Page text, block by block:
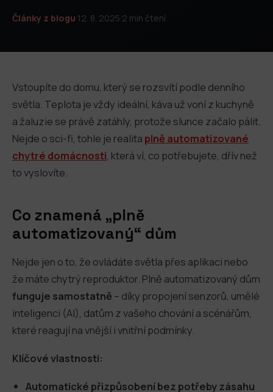
Články z blogu·12. 8. 2025·2 min čtení
Vstoupíte do domu, který se rozsvítí podle denního
světla. Teplota je vždy ideální, káva už voní z kuchyně
a žaluzie se právě zatáhly, protože slunce začalo pálit.
Nejde o sci-fi, tohle je realita plně automatizované
chytré domácnosti , která ví, co potřebujete, dřív než
to vyslovíte.
Co znamená „plně
automatizovaný“ dům
Nejde jen o to, že ovládáte světla přes aplikaci nebo
že máte chytrý reproduktor. Plně automatizovaný dům
funguje samostatně – díky propojení senzorů, umělé
inteligenci (AI), datům z vašeho chování a scénářům,
které reagují na vnější i vnitřní podmínky.
Klíčové vlastnosti:
Automatické přizpůsobení bez potřeby zásahu